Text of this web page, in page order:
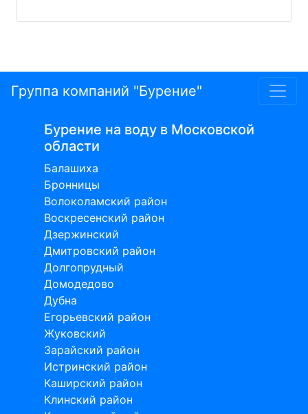
Группа компаний "Бурение"
Бурение на воду в Московской
области
Балашиха
Бронницы
Волоколамский район
Воскресенский район
Дзержинский
Дмитровский район
Долгопрудный
Домодедово
Дубна
Егорьевский район
Жуковский
Зарайский район
Истринский район
Каширский район
Клинский район